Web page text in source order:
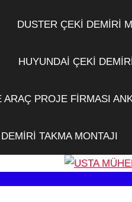
DUSTER ÇEKİ DEMİRİ
HUYUNDAİ ÇEKİ
PROJE FİRMASI
TAKMA MONTAJI